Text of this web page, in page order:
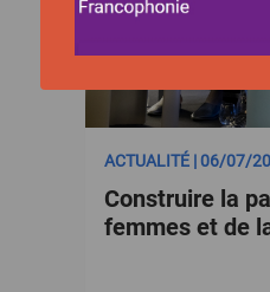
ACTUALITÉ | 06/07/
Construire la
femmes et de